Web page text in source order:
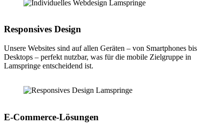
Responsives Design
Unsere Websites sind auf allen Geräten – von Smartphones bis
Desktops – perfekt nutzbar, was für die mobile Zielgruppe in
Lamspringe entscheidend ist.
E-Commerce-Lösungen